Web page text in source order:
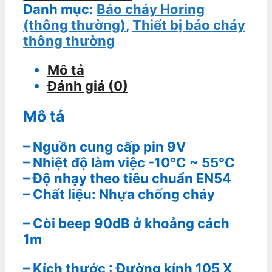
Danh mục: Báo cháy Horing
(thông thường), Thiết bị báo cháy
thông thường
Mô tả
Đánh giá (0)
Mô tả
– Nguồn cung cấp pin 9V
– Nhiệt độ làm việc -10°C ~ 55°C
– Độ nhạy theo tiêu chuẩn EN54
– Chất liệu: Nhựa chống cháy
– Còi beep 90dB ở khoảng cách
1m
– Kích thước : Đường kính 105 X